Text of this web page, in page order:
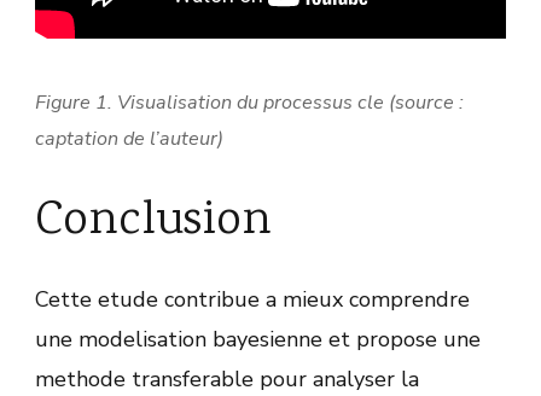
Figure 1. Visualisation du processus cle (source :
captation de l’auteur)
Conclusion
Cette etude contribue a mieux comprendre
une modelisation bayesienne et propose une
methode transferable pour analyser la